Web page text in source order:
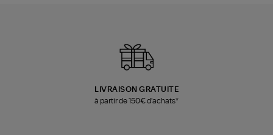
LIVRAISON GRATUITE
à partir de 150€ d'achats*